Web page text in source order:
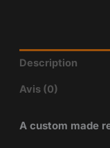
Description
Avis (0)
A custom made